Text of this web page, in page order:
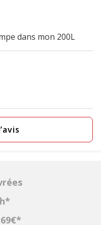
dans mon 200L